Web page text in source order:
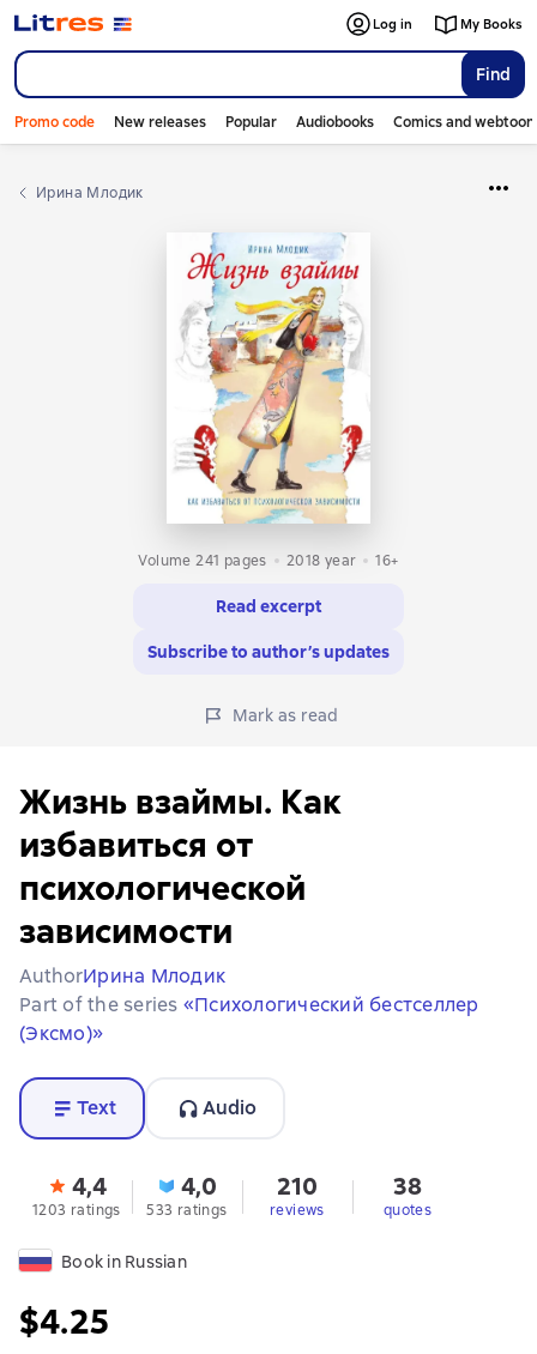
Find
Log in My Books
Promo code New releases Popular Audiobooks Comics and
Ирина Млодик
Volume 241 pages 2018 year 16+
Read excerpt
Subscribe to author’s updates
Mark as read
Жизнь взаймы. Как
избавиться от
психологической
зависимости
AuthorИрина Млодик
Part of the series «Психологический бестселлер
(Эксмо)»
Text Audio
4,4
1203 ratings
4,0
533 ratings
210
reviews
38
quotes
Book in Russian
$4.25